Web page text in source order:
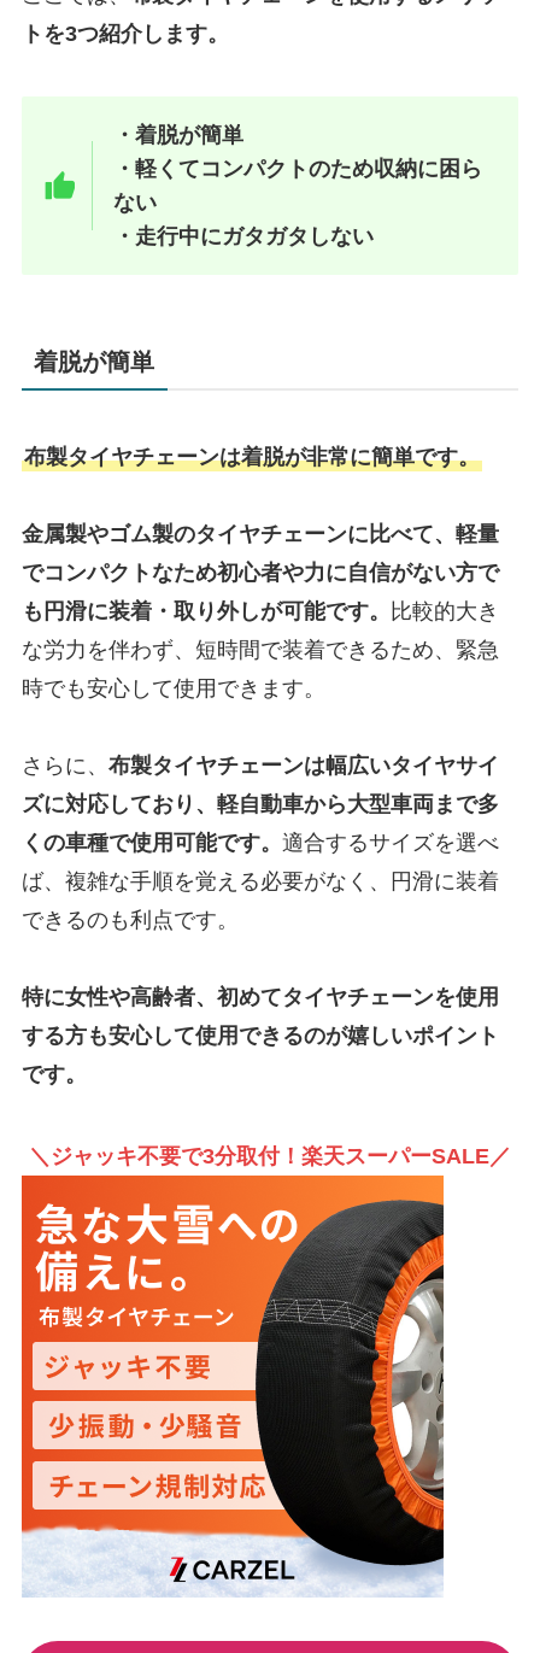
トを3つ紹介します。
・着脱が簡単
・軽くてコンパクトのため収納に困ら
ない
・走行中にガタガタしない
着脱が簡単
布製タイヤチェーンは着脱が非常に簡単です。
金属製やゴム製のタイヤチェーンに比べて、軽量
でコンパクトなため初心者や力に自信がない方で
も円滑に装着・取り外しが可能です。
比較的大き
な労力を伴わず、短時間で装着できるため、緊急
時でも安心して使用できます。
さらに、 布製タイヤチェーンは幅広いタイヤサイ
ズに対応しており、軽自動車から大型車両まで多
くの車種で使用可能です。 適合するサイズを選べ
ば、複雑な手順を覚える必要がなく、円滑に装着
できるのも利点です。
特に女性や高齢者、初めてタイヤチェーンを使用
する方も安心して使用できるのが嬉しいポイント
です。
＼ジャッキ不要で3分取付！楽天スーパーSALE／